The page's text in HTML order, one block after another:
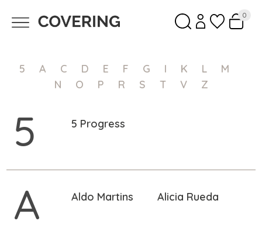
0
5 5 Progress
A Aldo Martins Alicia Rueda
5 A C D E F G I K L
M
N
O P R S T V Z